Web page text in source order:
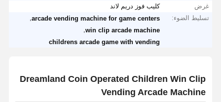
غرض
كليب فوز دريم لاند
تسليط الضوء:
arcade vending machine for game centers
win clip arcade machine
childrens arcade game with vending
Dreamland Coin Operated Children Win Clip
Vending Arcade Machine